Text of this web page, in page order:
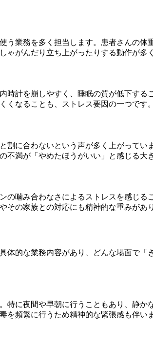
業務を多く担当します。患者さんの
がんだり立ち上がったりする動作が多
計を崩しやすく、睡眠の質が低下す
なることも、ストレス要因の一つです。
に合わないという声が多く上がって
満が「やめたほうがいい」と感じる大
噛み合わなさによるストレスを感じる
の家族との対応にも精神的な重みがあ
的な業務内容があり、どんな場面で「
に夜間や早朝に行うこともあり、静
頻繁に行うため精神的な緊張感も伴いま